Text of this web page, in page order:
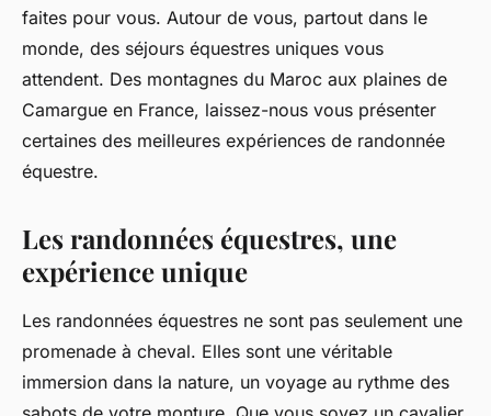
faites pour vous. Autour de vous, partout dans le
monde, des séjours équestres uniques vous
attendent. Des montagnes du Maroc aux plaines de
Camargue en France, laissez-nous vous présenter
certaines des meilleures expériences de randonnée
équestre.
Les randonnées équestres, une
expérience unique
Les randonnées équestres ne sont pas seulement une
promenade à cheval. Elles sont une véritable
immersion dans la nature, un voyage au rythme des